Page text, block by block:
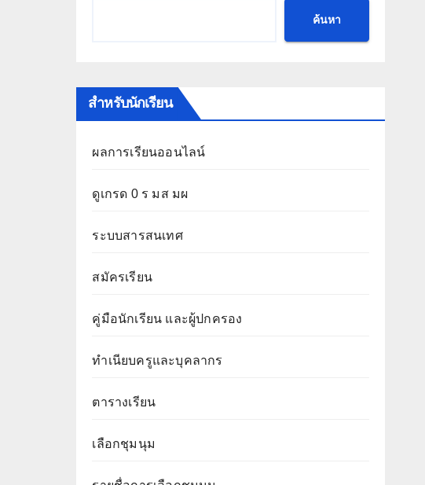
ค้นหา
สำหรับนักเรียน
ผลการเรียนออนไลน์
ดูเกรด 0 ร มส มผ
ระบบสารสนเทศ
สมัครเรียน
คู่มือนักเรียน และผู้ปกครอง
ทำเนียบครูและบุคลากร
ตารางเรียน
เลือกชุมนุม